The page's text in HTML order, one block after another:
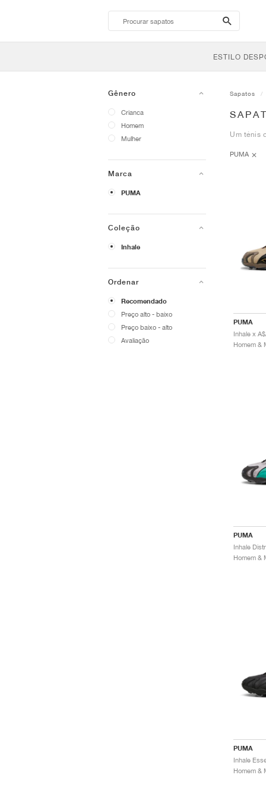
search-
btn
ESTILO
Gênero
Crianca
Homem
Mulher
Marca
PUMA
Coleção
Inhale
Ordenar
Recomendado
Preço alto - baixo
Preço baixo - alto
Avaliação
Sapatos
Um ténis
PUMA
PUMA
PUMA
PUMA
Inhale